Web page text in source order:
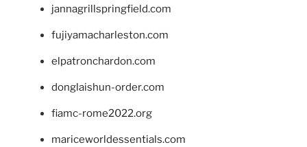
jannagrillspringfield.com
fujiyamacharleston.com
elpatronchardon.com
donglaishun-order.com
fiamc-rome2022.org
mariceworldessentials.com